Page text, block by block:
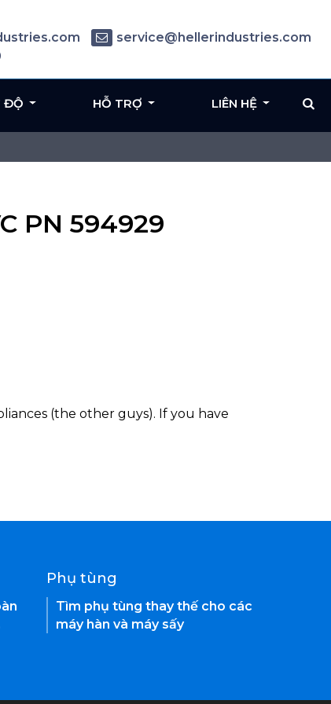
PN 594929
(the other guys). If you have
service@hellerindustries.com
ĐỘ HỖ TRỢ LIÊN HỆ
Phụ tùng
Tìm phụ tùng thay thế cho các
máy hàn và máy sấy